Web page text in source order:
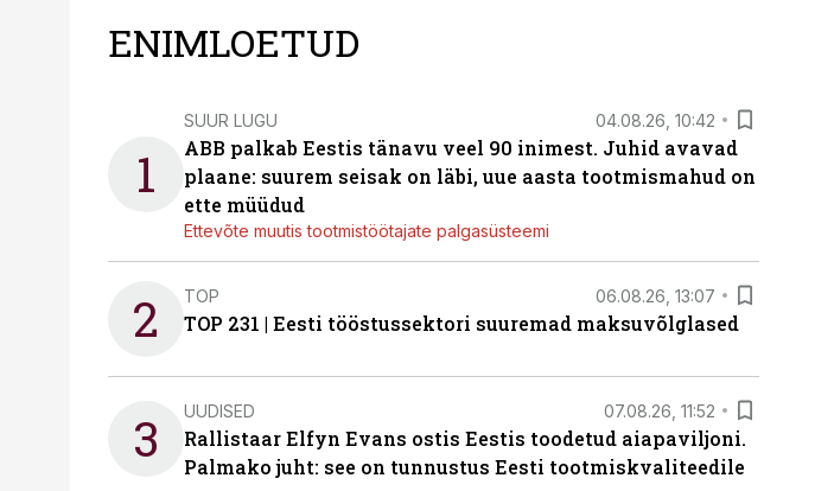
ENIMLOETUD
1
SUUR LUGU 04.08.26, 10:42
ABB palkab Eestis tänavu veel 90 inimest. Juhid avavad
plaane: suurem seisak on läbi, uue aasta tootmismahud on
ette müüdud
Ettevõte muutis tootmistöötajate palgasüsteemi
2 TOP 06.08.26, 13:07
TOP 231 | Eesti tööstussektori suuremad maksuvõlglased
3 UUDISED 07.08.26, 11:52
Rallistaar Elfyn Evans ostis Eestis toodetud aiapaviljoni.
Palmako juht: see on tunnustus Eesti tootmiskvaliteedile